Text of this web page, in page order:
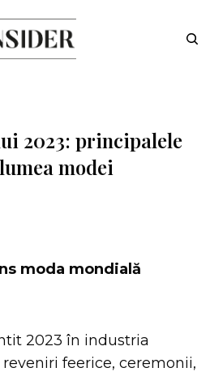
2023: principalele
modei
moda mondială
2023 în industria
feerice, ceremonii,